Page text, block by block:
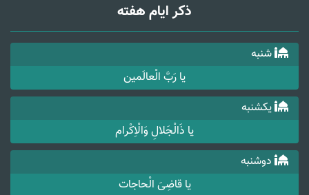
ذکر ایام هفته
شنبه
یا رَبَّ الْعالَمین
یکشنبه
یا ذَالْجَلالِ وَالْاِکْرام
دوشنبه
یا قاضِیَ الْحاجات